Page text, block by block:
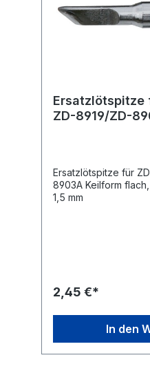
Ersatzlötspitze
ZD-8919/ZD-
Ersatzlötspitze für
8903A Keilform flach, gewinkelt 45° 4,6 x
1,5 mm
2,45 €*
In den